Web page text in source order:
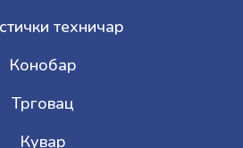
техничар
Конобар
Трговац
Кувар